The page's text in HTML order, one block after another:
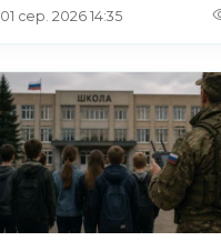
01 сер. 2026 14:35